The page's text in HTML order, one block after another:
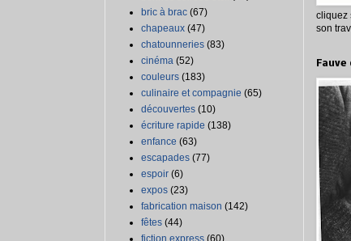
bric à brac (67)
chapeaux (47)
chatounneries (83)
cinéma (52)
couleurs (183)
culinaire et compagnie (65)
découvertes (10)
écriture rapide (138)
enfance (63)
escapades (77)
espoir (6)
expos (23)
fabrication maison (142)
fêtes (44)
fiction express (60)
cliquez
son
Fauve